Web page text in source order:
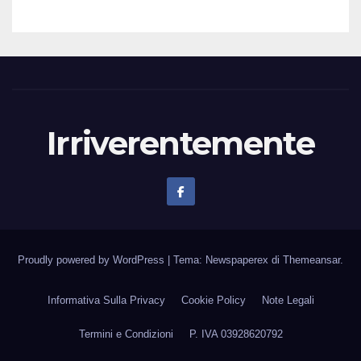
Irriverentemente
Proudly powered by WordPress Tema: Newspaperex di Themeansar.
Informativa Sulla Privacy Cookie Policy Note Legali
Termini e Condizioni P. IVA 03928620792